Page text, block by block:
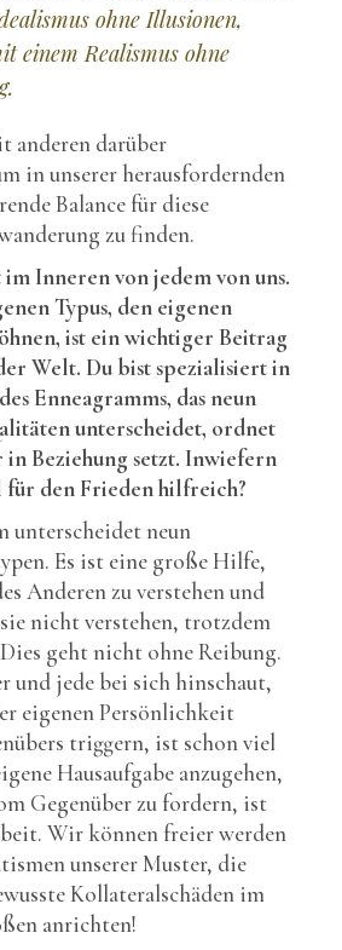
ohne Illusionen,
einem Realismus ohne
.
anderen darüber
in unserer herausfordernden
Balance für diese
zu finden.
Inneren von jedem von uns.
Typus, den eigenen
ist ein wichtiger Beitrag
Welt. Du bist spezialisiert in
Enneagramms, das neun
unterscheidet, ordnet
Beziehung setzt. Inwiefern
für den Frieden hilfreich?
unterscheidet neun
Es ist eine große Hilfe,
Anderen zu verstehen und
nicht verstehen, trotzdem
geht nicht ohne Reibung.
und jede bei sich hinschaut,
eigenen Persönlichkeit
triggern, ist schon viel
Hausaufgabe anzugehen,
Gegenüber zu fordern, ist
Wir können freier werden
unserer Muster, die
Kollateralschäden im
anrichten!